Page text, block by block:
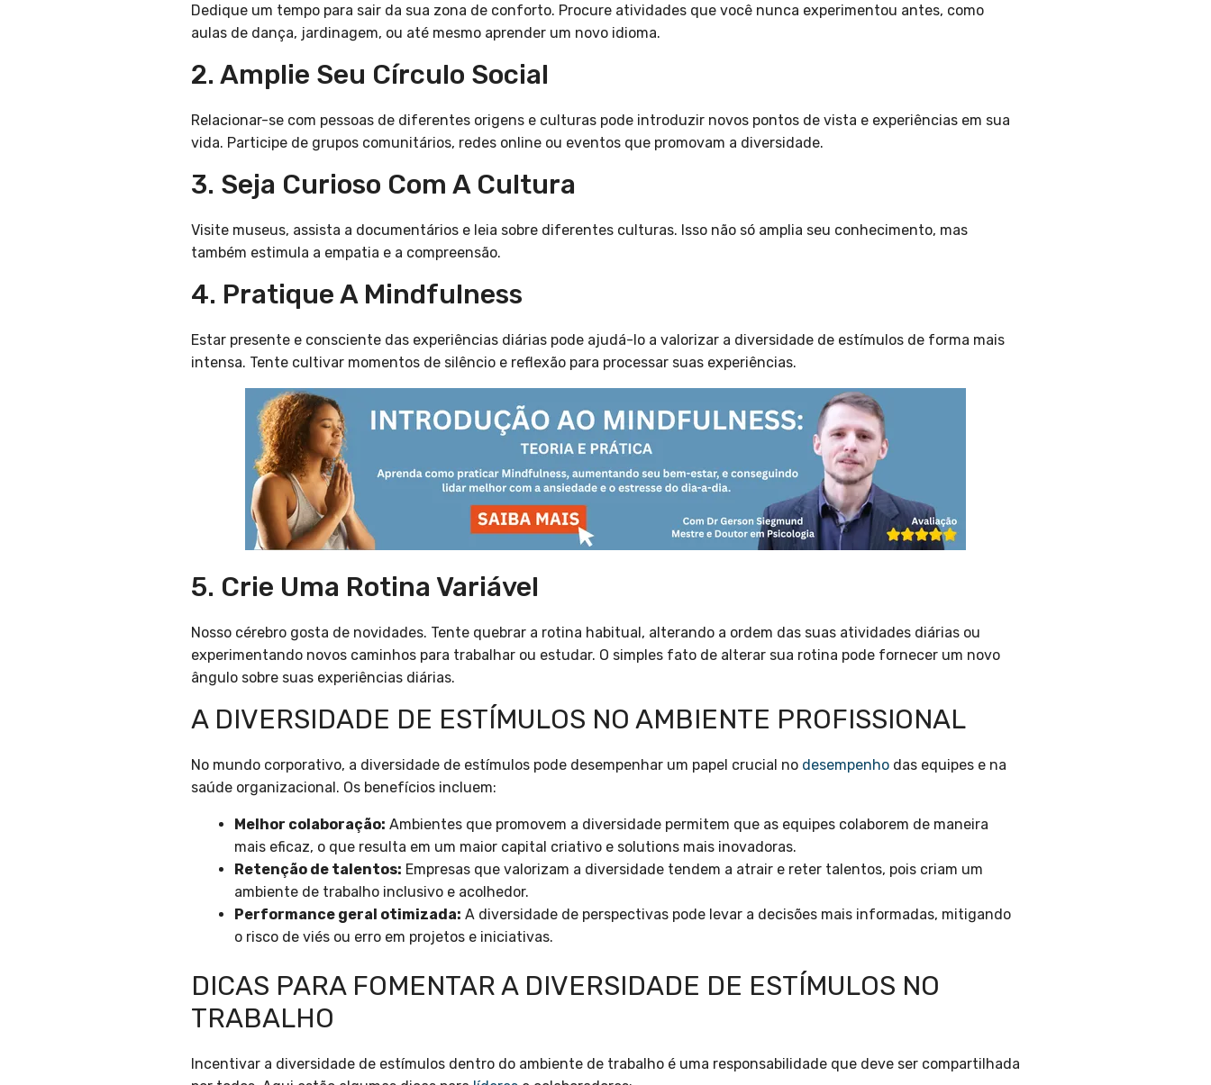
Dedique um tempo para sair da sua zona de conforto. Procure atividades que você nunca experimentou antes, como
aulas de dança, jardinagem, ou até mesmo aprender um novo idioma.
2. Amplie Seu Círculo Social
Relacionar-se com pessoas de diferentes origens e culturas pode introduzir novos pontos de vista e experiências em sua
vida. Participe de grupos comunitários, redes online ou eventos que promovam a diversidade.
3. Seja Curioso Com A Cultura
Visite museus, assista a documentários e leia sobre diferentes culturas. Isso não só amplia seu conhecimento, mas
também estimula a empatia e a compreensão.
4. Pratique A Mindfulness
Estar presente e consciente das experiências diárias pode ajudá-lo a valorizar a diversidade de estímulos de forma mais
intensa. Tente cultivar momentos de silêncio e reflexão para processar suas experiências.
5. Crie Uma Rotina Variável
Nosso cérebro gosta de novidades. Tente quebrar a rotina habitual, alterando a ordem das suas atividades diárias ou
experimentando novos caminhos para trabalhar ou estudar. O simples fato de alterar sua rotina pode fornecer um novo
ângulo sobre suas experiências diárias.
A DIVERSIDADE DE ESTÍMULOS NO AMBIENTE PROFISSIONAL
No mundo corporativo, a diversidade de estímulos pode desempenhar um papel crucial no desempenho das equipes e na
saúde organizacional. Os benefícios incluem:
Melhor colaboração: Ambientes que promovem a diversidade permitem que as equipes colaborem de maneira
mais eficaz, o que resulta em um maior capital criativo e solutions mais inovadoras.
Retenção de talentos: Empresas que valorizam a diversidade tendem a atrair e reter talentos, pois criam um
ambiente de trabalho inclusivo e acolhedor.
Performance geral otimizada: A diversidade de perspectivas pode levar a decisões mais informadas, mitigando
o risco de viés ou erro em projetos e iniciativas.
DICAS PARA FOMENTAR A DIVERSIDADE DE ESTÍMULOS NO
TRABALHO
Incentivar a diversidade de estímulos dentro do ambiente de trabalho é uma responsabilidade que deve ser compartilhada